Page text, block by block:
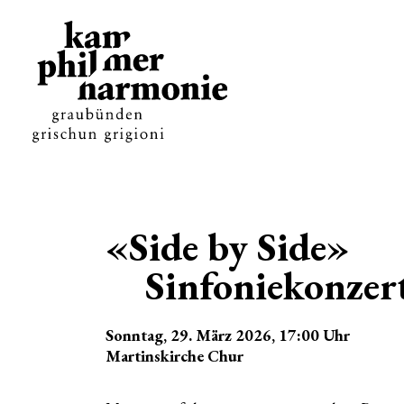
«Side by Side»
Sonntag, 29. März 2026, 17:00Uhr
Martinskirche Chur